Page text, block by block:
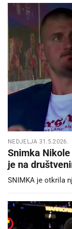
NEDJELJA 31.5.2026.
Snimka
je na
SNIMKA je otkrila